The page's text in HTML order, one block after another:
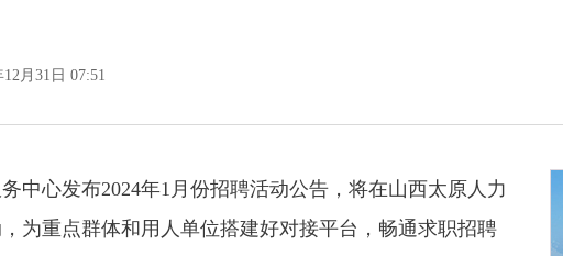
12月31日 07:51
心发布2024年1月份招聘活动公告，将在山西太原人力
为重点群体和用人单位搭建好对接平台，畅通求职招聘